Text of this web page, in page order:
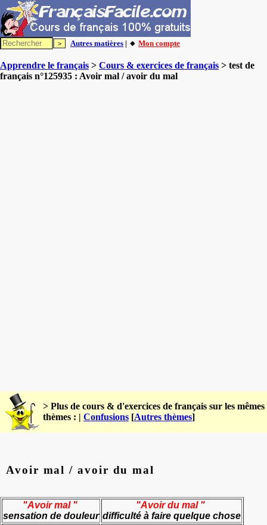
Autres matières | 🔸 Mon compte
Apprendre le français > Cours & exercices de français > test de
français n°125935 : Avoir mal / avoir du mal
> Plus de cours & d'exercices de français sur les mêmes
thèmes : | Confusions [Autres thèmes]
Avoir mal / avoir du mal
"Avoir mal "
sensation de douleur
"Avoir du mal "
difficulté à faire quelque chose